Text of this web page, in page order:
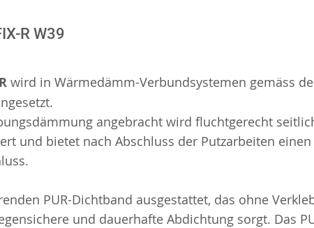
R W39
wird in Wärmedämm-Verbundsystemen gemäss
angebracht wird fluchtgerecht
und bietet nach Abschluss der Putzarbeiten einen
PUR-Dichtband ausgestattet, das ohne
und dauerhafte Abdichtung sorgt. Das